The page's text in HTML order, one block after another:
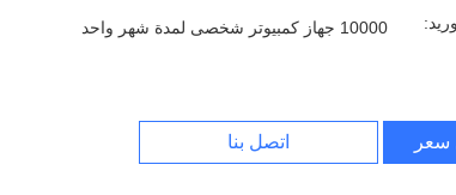
10000 جهاز كمبيوتر شخصى لمدة شهر واحد
سعر اتصل بنا